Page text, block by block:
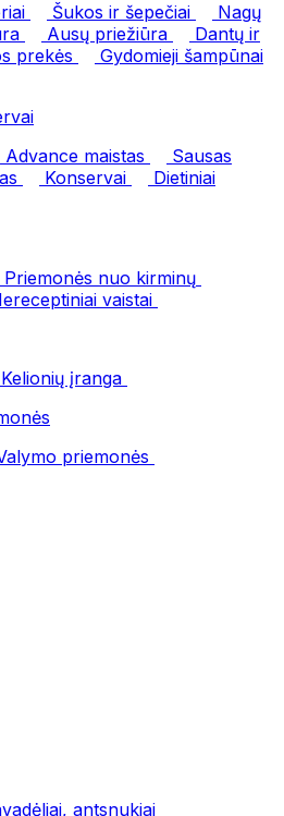
Šukos ir šepečiai
Nagų
Ausų priežiūra
Dantų ir
prekės
Gydomieji šampūnai
Advance maistas
Sausas
Konservai
Dietiniai
Priemonės nuo kirminų
vaistai
Kelionių įranga
priemonės
antsnukiai